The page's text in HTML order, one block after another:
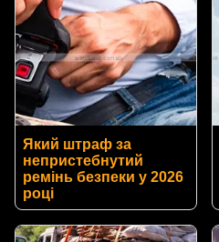
Який штраф за
непристебнутий
ремінь безпеки у 2026
році